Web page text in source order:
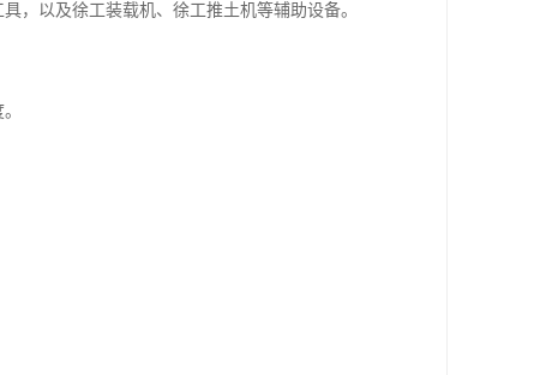
，以及徐工装载机、徐工推土机等辅助设备。